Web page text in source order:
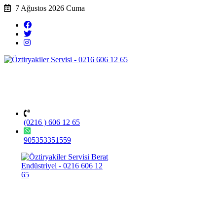
7 Ağustos 2026 Cuma
(0216 ) 606 12 65
905353351559